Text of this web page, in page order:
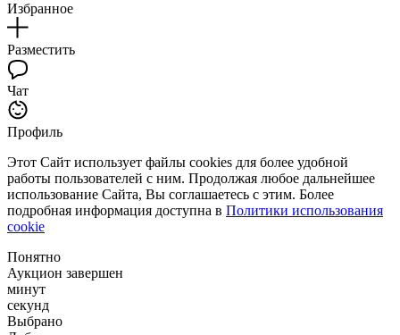
Избранное
Разместить
Чат
Профиль
Этот Сайт использует файлы cookies для более удобной
работы пользователей с ним. Продолжая любое дальнейшее
использование Сайта, Вы соглашаетесь с этим. Более
подробная информация доступна в Политики использования
cookie
Понятно
Аукцион завершен
минут
секунд
Выбрано